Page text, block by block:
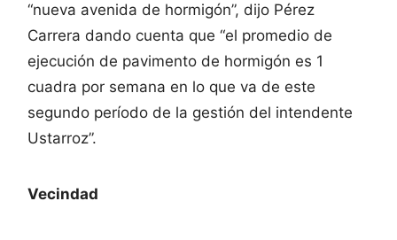
“nueva avenida de hormigón”, dijo Pérez
Carrera dando cuenta que “el promedio de
ejecución de pavimento de hormigón es 1
cuadra por semana en lo que va de este
segundo período de la gestión del intendente
Ustarroz”.
Vecindad